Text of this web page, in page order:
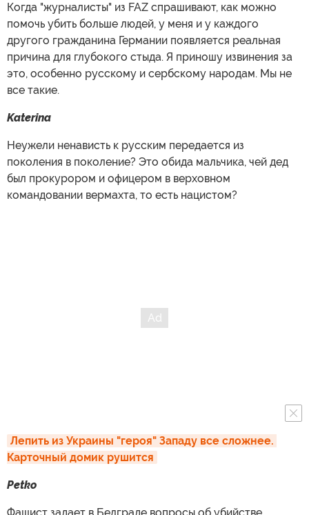
Когда "журналисты" из FAZ спрашивают, как можно
помочь убить больше людей, у меня и у каждого
другого гражданина Германии появляется реальная
причина для глубокого стыда. Я приношу извинения за
это, особенно русскому и сербскому народам. Мы не
все такие.
Katerina
Неужели ненависть к русским передается из
поколения в поколение? Это обида мальчика, чей дед
был прокурором и офицером в верховном
командовании вермахта, то есть нацистом?
Лепить из Украины "героя" Западу все сложнее.
Карточный домик рушится
Petko